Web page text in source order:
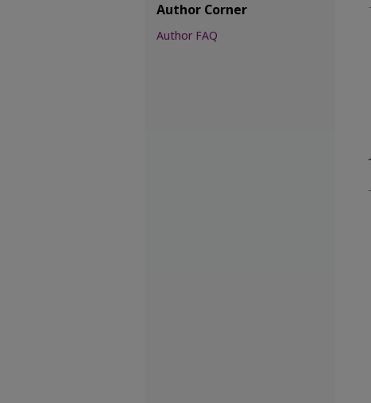
Author Corner
Author FAQ